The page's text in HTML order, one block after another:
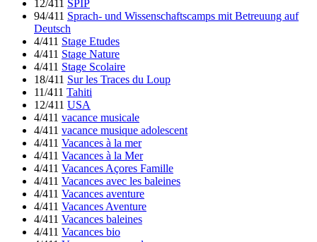
12/411 SPIP
94/411 Sprach- und Wissenschaftscamps mit Betreuung auf
Deutsch
4/411 Stage Etudes
4/411 Stage Nature
4/411 Stage Scolaire
18/411 Sur les Traces du Loup
11/411 Tahiti
12/411 USA
4/411 vacance musicale
4/411 vacance musique adolescent
4/411 Vacances à la mer
4/411 Vacances à la Mer
4/411 Vacances Açores Famille
4/411 Vacances avec les baleines
4/411 Vacances aventure
4/411 Vacances Aventure
4/411 Vacances baleines
4/411 Vacances bio